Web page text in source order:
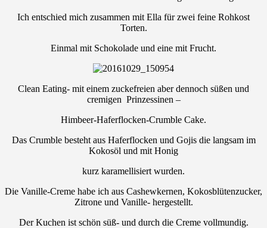
Ich entschied mich zusammen mit Ella für zwei feine Rohkost
Torten.
Einmal mit Schokolade und eine mit Frucht.
Clean Eating- mit einem zuckefreien aber dennoch süßen und
cremigen Prinzessinen –
Himbeer-Haferflocken-Crumble Cake.
Das Crumble besteht aus Haferflocken und Gojis die langsam im
Kokosöl und mit Honig
kurz karamellisiert wurden.
Die Vanille-Creme habe ich aus Cashewkernen, Kokosblütenzucker,
Zitrone und Vanille- hergestellt.
Der Kuchen ist schön süß- und durch die Creme vollmundig.